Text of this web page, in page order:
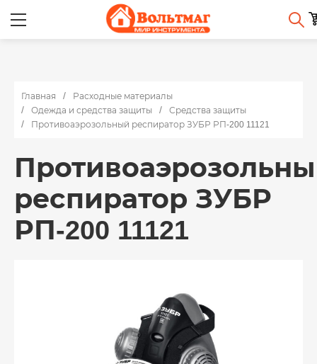
Главная
Расходные материалы
Одежда и средства защиты
Средства защиты
Противоаэрозольный респиратор ЗУБР РП-200 11121
респиратор ЗУБР
РП-200 11121